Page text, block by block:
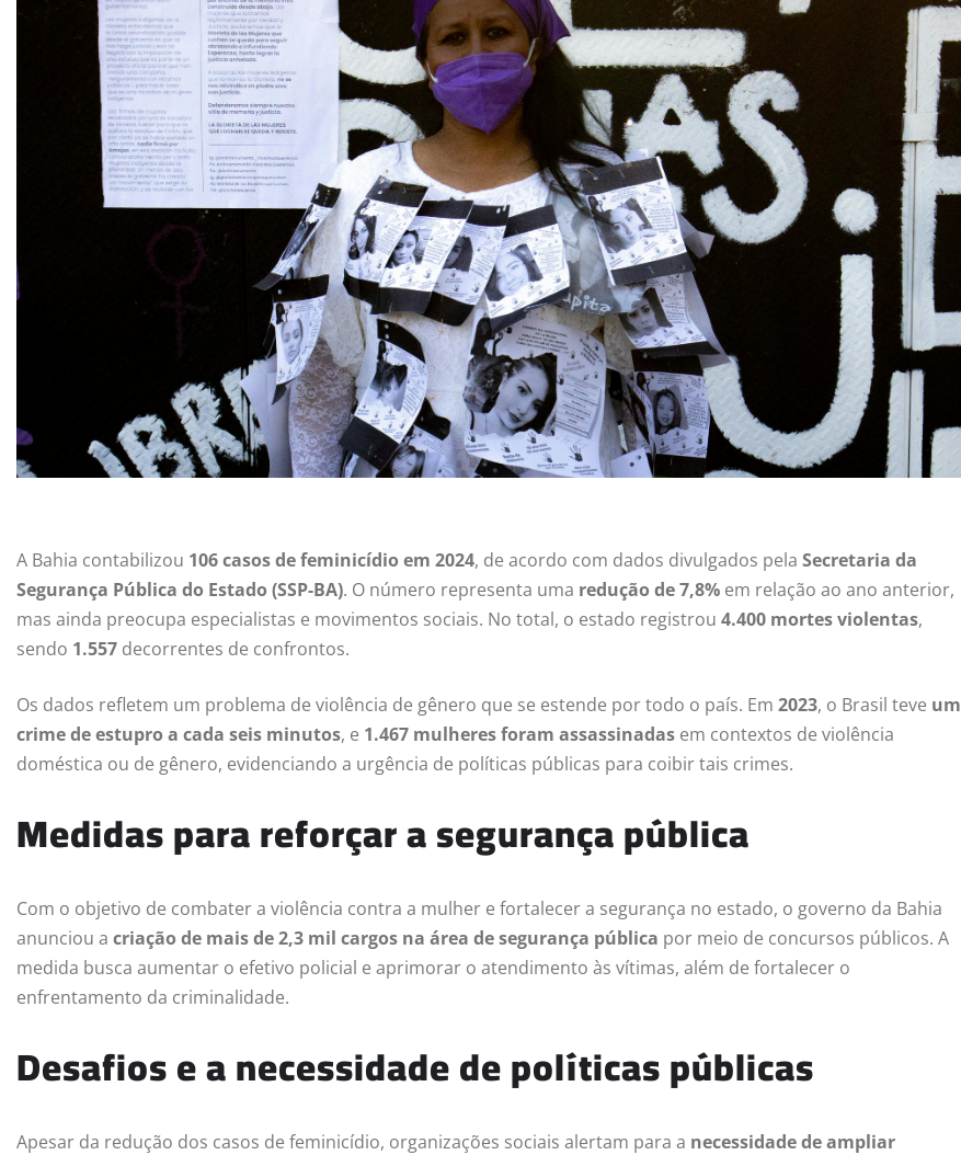
A Bahia contabilizou 106 casos de feminicídio em 2024, de acordo com dados divulgados pela Secretaria da
Segurança Pública do Estado (SSP-BA). O número representa uma redução de 7,8% em relação ao ano anterior,
mas ainda preocupa especialistas e movimentos sociais. No total, o estado registrou 4.400 mortes violentas,
sendo 1.557 decorrentes de confrontos.
Os dados refletem um problema de violência de gênero que se estende por todo o país. Em 2023, o Brasil teve um
crime de estupro a cada seis minutos, e 1.467 mulheres foram assassinadas em contextos de violência
doméstica ou de gênero, evidenciando a urgência de políticas públicas para coibir tais crimes.
Medidas para reforçar a segurança pública
Com o objetivo de combater a violência contra a mulher e fortalecer a segurança no estado, o governo da Bahia
anunciou a criação de mais de 2,3 mil cargos na área de segurança pública por meio de concursos públicos. A
medida busca aumentar o efetivo policial e aprimorar o atendimento às vítimas, além de fortalecer o
enfrentamento da criminalidade.
Desafios e a necessidade de políticas públicas
Apesar da redução dos casos de feminicídio, organizações sociais alertam para a necessidade de ampliar